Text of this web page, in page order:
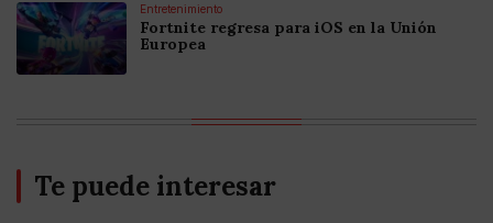
Entretenimiento
Fortnite regresa para iOS en la Unión
Europea
Te puede interesar